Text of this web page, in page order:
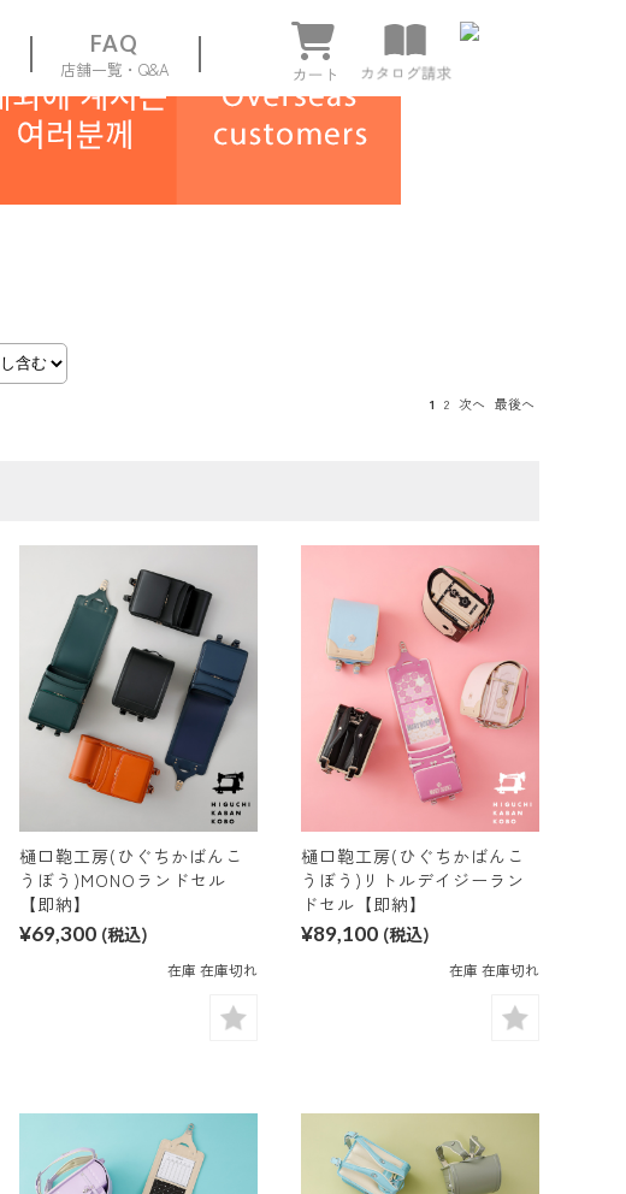
FAQ
店舗一覧・Q&A
1 2 次へ 最後へ
樋口鞄工房(ひぐちかばんこ
うぼう)MONOランドセル
【即納】
¥69,300 (税込)
在庫 在庫切れ
樋口鞄工房(ひぐちかばんこ
うぼう)リトルデイジーラン
ドセル【即納】
¥89,100 (税込)
在庫 在庫切れ